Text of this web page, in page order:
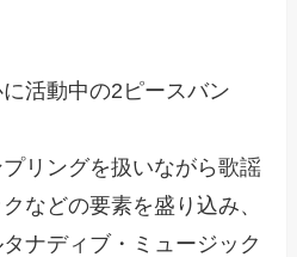
活動中の2ピースバン
リングを扱いながら歌謡
などの要素を盛り込み、
ナディブ・ミュージック